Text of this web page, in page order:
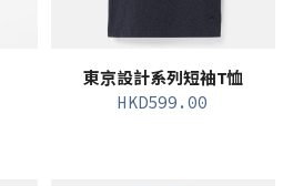
東京設計系列短袖T恤
HKD599.00